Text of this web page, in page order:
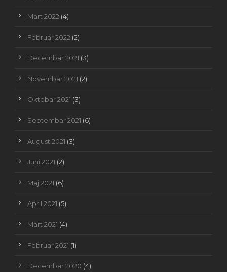
Mart 2022 (4)
Februar 2022 (2)
Decembar 2021 (3)
Novembar 2021 (2)
Oktobar 2021 (3)
Septembar 2021 (6)
August 2021 (3)
Juni 2021 (2)
Maj 2021 (6)
April 2021 (5)
Mart 2021 (4)
Februar 2021 (1)
Decembar 2020 (4)